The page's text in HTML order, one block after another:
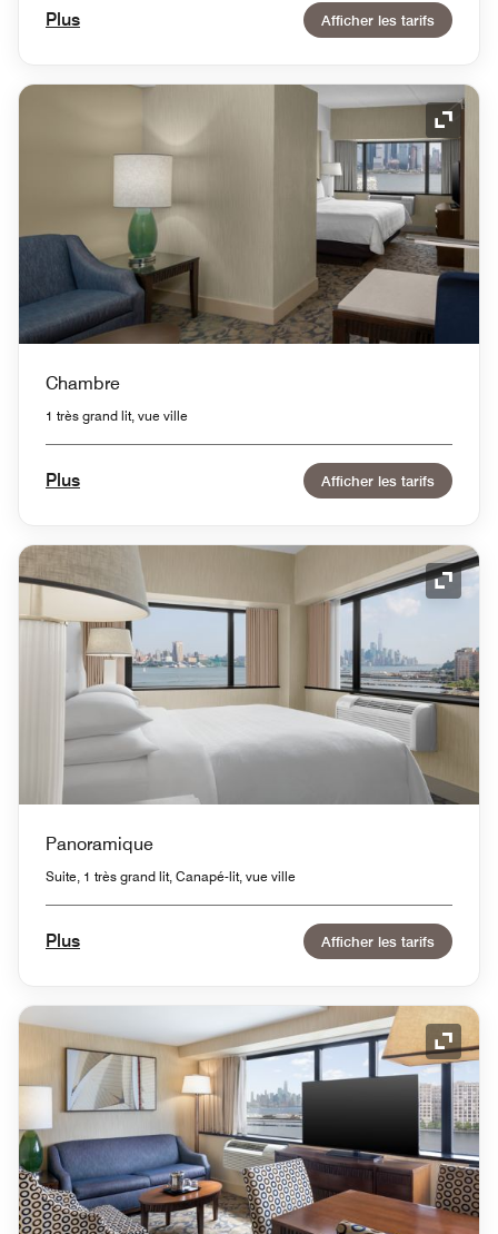
Plus Afficher les tarifs
Icône
Chambre
1 très grand lit, vue ville
Plus Afficher les tarifs
Icône
Panoramique
Suite, 1 très grand lit, Canapé-lit, vue ville
Plus Afficher les tarifs
Icône